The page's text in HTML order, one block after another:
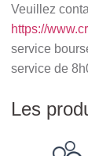
Veuillez
https://
service
service de
Les